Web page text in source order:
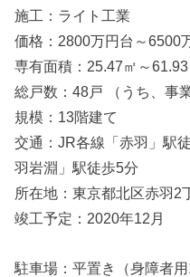
施工：ライト工業
価格：2800万円台～6500
専有面積：25.47㎡～61.93
総戸数：48戸 （うち、事
規模：13階建て
交通：JR各線「赤羽」駅
羽岩淵」駅徒歩5分
所在地：東京都北区赤羽2
竣工予定：2020年12月
駐車場：平置き（身障者